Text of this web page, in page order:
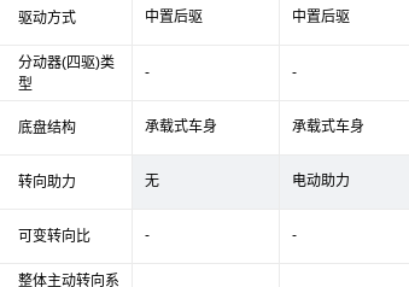
驱动方式
分动器(四驱)类
型
底盘结构
转向助力
可变转向比
整体主动转向系
中置后驱 中置后驱
- -
承载式车身 承载式车身
无 电动助力
- -